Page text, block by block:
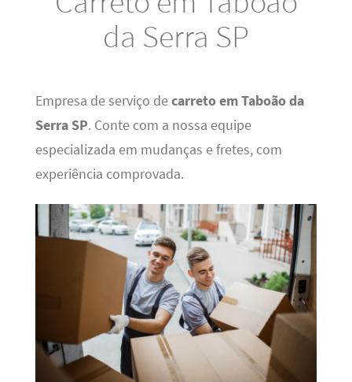
da Serra SP
Empresa de serviço decarreto em Taboão da
Serra SP. Conte com a nossa equipe
especializada em mudanças e fretes, com
experiência comprovada.